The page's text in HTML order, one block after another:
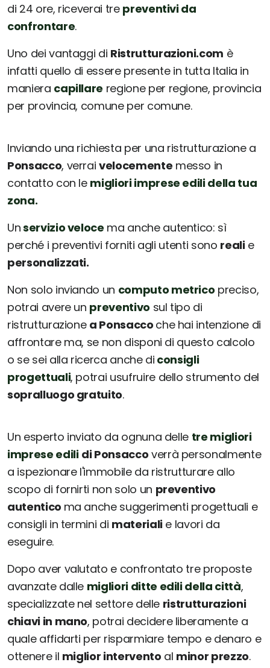
di 24 ore, riceverai tre preventivi da
confrontare.
Uno dei vantaggi di Ristrutturazioni.com è
infatti quello di essere presente in tutta Italia in
maniera capillare regione per regione, provincia
per provincia, comune per comune.
Inviando una richiesta per una ristrutturazione a
Ponsacco, verraivelocemente messo in
contatto con le migliori imprese edili della tua
zona.
Unservizio veloce ma anche autentico: sì
perché i preventivi forniti agli utenti sono realie
personalizzati.
Non solo inviando un computo metrico preciso,
potrai avere un preventivo sul tipo di
ristrutturazione a Ponsacco che hai intenzione di
affrontare ma, se non disponi di questo calcolo
o se sei alla ricerca anche di consigli
progettuali, potrai usufruire dello strumento del
sopralluogo gratuito.
Un esperto inviato da ognuna delle tre migliori
imprese edili di Ponsacco verrà personalmente
a ispezionare l'immobile da ristrutturare allo
scopo di fornirti non solo un preventivo
autentico ma anche suggerimenti progettuali e
consigli in termini di materialie lavori da
eseguire.
Dopo aver valutato e confrontato tre proposte
avanzate dalle migliori ditte edili della città,
specializzate nel settore delle ristrutturazioni
chiavi in mano, potrai decidere liberamente a
quale affidarti per risparmiare tempo e denaro e
ottenere il miglior intervento al minor prezzo.